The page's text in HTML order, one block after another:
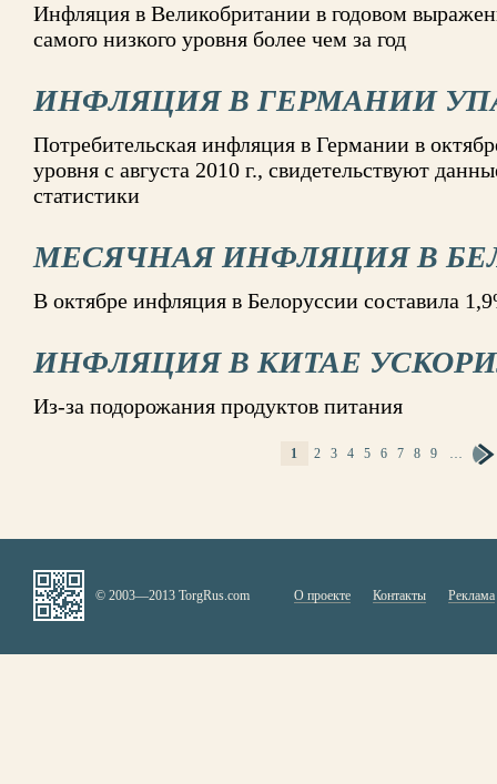
Инфляция в Великобритании в годовом
самого низкого уровня более чем за год
ИНФЛЯЦИЯ В ГЕРМАНИИ
Потребительская инфляция в Германии в
уровня с августа 2010 г., свидетельствуют
статистики
МЕСЯЧНАЯ ИНФЛЯЦИЯ В
В октябре инфляция в Белоруссии составила
ИНФЛЯЦИЯ В КИТАЕ
Из-за подорожания продуктов питания
1 2 3 4 5 6 7 8 9 …
© 2003—2013 TorgRus.com О проекте Контакты Реклама